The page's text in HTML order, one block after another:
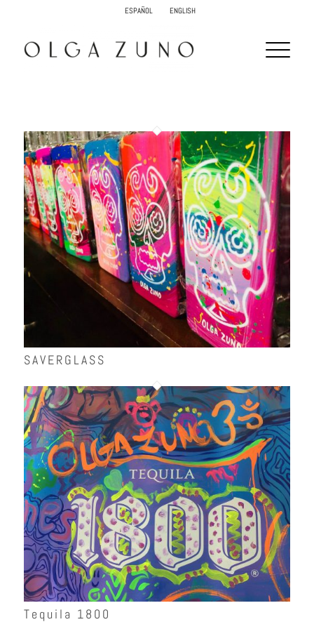
ESPAÑOL ENGLISH
SAVERGLASS
Tequila 1800